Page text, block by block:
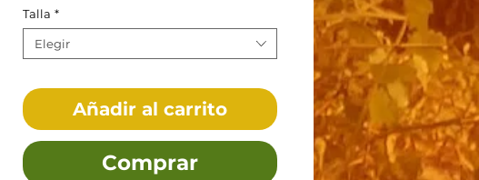
Talla *
Elegir
Añadir al carrito
Comprar